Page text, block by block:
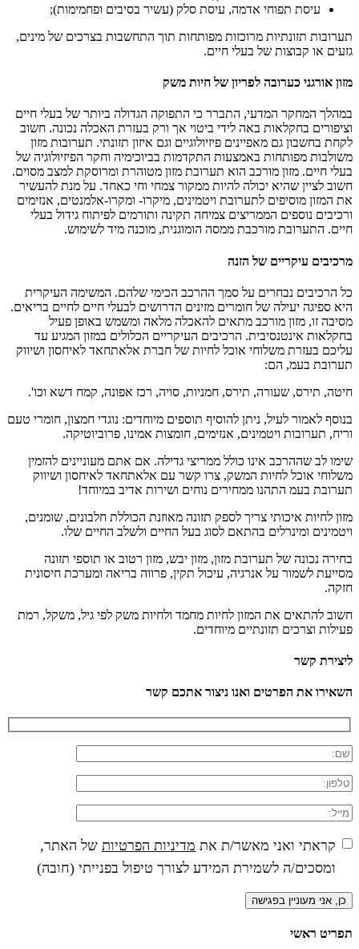
עיסת תפוחי אדמה, עיסת סלק (עשיר בסיבים ופחמימות);
תערובות תזונתיות מרוכזות מפותחות תוך התחשבות בצרכים של מינים,
גזעים או קבוצות של בעלי חיים.
מזון אורגני כערובה לפריון של חיות משק
במהלך המחקר המדעי, התברר כי התפוקה הגדולה ביותר של בעלי חיים
וציפורים בחקלאות באה לידי ביטוי אך ורק בעזרת האכלה נכונה. חשוב
לקחת בחשבון גם מאפיינים פיזיולוגיים וגם איזון תזונתי. תערובות מזון
משולבות מפותחות באמצעות התקדמות בביוכימיה וחקר הפיזיולוגיה של
בעלי חיים. מזון מורכב הוא תערובת מזון מטוהרת ומרוסקת למצב מסוים.
חשוב לציין שהיא יכולה להיות ממקור צמחי וחי כאחד. על מנת להעשיר
את המזון מוסיפים לתערובת ויטמינים, מיקרו- ומקרו-אלמנטים, אנזימים
ורכיבים נוספים הממריצים צמיחה תקינה ותורמים לפיתוח גידול בעלי
חיים. התערובת מורכבת ממסה הומוגנית, מוכנה מיד לשימוש.
מרכיבים עיקריים של הזנה
כל הרכיבים נבחרים על סמך ההרכב הכימי שלהם. המשימה העיקרית
היא ספיגה יעילה של חומרים מזינים הדרושים לבעלי חיים לחיים בריאים.
מסיבה זו, מזון מורכב מתאים להאכלה מלאה ומשמש באופן פעיל
בחקלאות אינטנסיבית. הרכיבים העיקריים הכלולים במזון המגיע עד
עליכם בעזרת משלוחי אוכל לחיות של חברת אלאתחאד לאיחסון ושיווק
תערובת בעמ, הם:
חיטה, תירס, שעורה, תירס, חמניות, סויה, רכז אפונה, קמח דשא וכו'.
בנוסף לאמור לעיל, ניתן להוסיף תוספים מיוחדים: נוגדי חמצון, חומרי טעם
וריח, תערובות ויטמינים, אנזימים, חומצות אמינו, פרוביוטיקה.
שימו לב שההרכב אינו כולל ממריצי גדילה. אם אתם מעוניינים להזמין
משלוחי אוכל לחיות המשק, צרו קשר עם אלאתחאד לאיחסון ושיווק
תערובת בעמ התהנו ממחירים נוחים ושירות אדיב במיוחד!
מזון לחיות איכותי צריך לספק תזונה מאוזנת הכוללת חלבונים, שומנים,
ויטמינים ומינרלים בהתאם לסוג בעל החיים ולשלב החיים שלו.
בחירה נכונה של תערובת מזון, מזון יבש, מזון רטוב או תוספי תזונה
מסייעת לשמור על אנרגיה, עיכול תקין, פרווה בריאה ומערכת חיסונית
חזקה.
חשוב להתאים את המזון לחיות מחמד ולחיות משק לפי גיל, משקל, רמת
פעילות וצרכים תזונתיים מיוחדים.
ליצירת קשר
השאירו את הפרטים ואנו ניצור אתכם קשר
קראתי ואני מאשר/ת את מדיניות הפרטיות של האתר,
ומסכים/ה לשמירת המידע לצורך טיפול בפנייתי (חובה)
תפריט ראשי